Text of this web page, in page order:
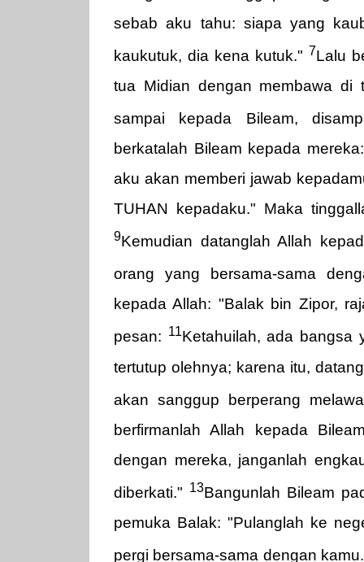
sebab aku tahu: siapa yang
kaukutuk, dia kena kutuk." 7Lalu
tua Midian dengan membawa di
sampai kepada Bileam,
berkatalah Bileam kepada
aku akan memberi jawab
TUHAN kepadaku." Maka
9Kemudian datanglah Allah
orang yang bersama-sama
kepada Allah: "Balak bin Zipor,
pesan: 11Ketahuilah, ada bangsa
tertutup olehnya; karena itu,
akan sanggup berperang
berfirmanlah Allah kepada
dengan mereka, janganlah
diberkati." 13Bangunlah Bileam
pemuka Balak: "Pulanglah ke
pergi bersama-sama dengan